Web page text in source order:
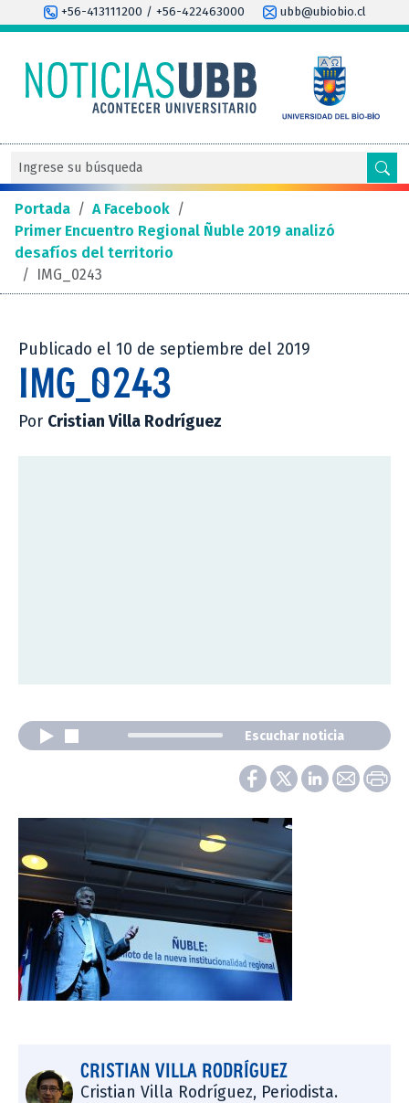
+56-413111200 / +56-422463000 ubb@ubiobio.cl
Portada / A Facebook /
Primer Encuentro Regional Ñuble 2019 analizó
desafíos del territorio
/ IMG_0243
Publicado el 10 de septiembre del 2019
IMG_0243
Por Cristian Villa Rodríguez
Escuchar noticia
CRISTIAN VILLA RODRÍGUEZ
Cristian Villa Rodríguez, Periodista.